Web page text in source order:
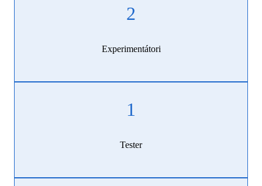
2
Experimentátori
1
Tester